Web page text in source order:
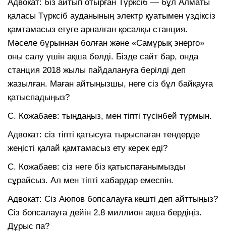
Адвокат: біз айтып отырған Түрксіб — бұл Алматы
қаласы Түрксіб ауданының электр қуатымен үздіксіз
қамтамасыз етуге арналған қосалқы станция.
Мәселе бұрыннан болған және «Самұрық энерго»
оны салу үшін ақша бөлді. Бізде сайт бар, онда
станция 2018 жылы пайдалануға берілді деп
жазылған. Маған айтыңызшы, неге сіз бұл байқауға
қатыспадыңыз?
С. Кожабаев: тыңдаңыз, мен тіпті түсінбей тұрмын.
Адвокат: сіз тіпті қатысуға тырыспаған тендерде
жеңісті қалай қамтамасыз ету керек еді?
С. Кожабаев: сіз неге біз қатыспағанымызды
сұрайсыз. Ал мен тіпті хабардар емеспін.
Адвокат: Сіз Аюпов бопсалауға көшті деп айттыңыз?
Сіз бопсалауға дейін 2,8 миллион ақша бердіңіз.
Дұрыс па?